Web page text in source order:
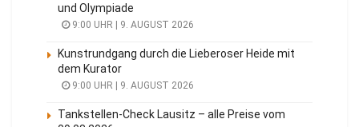
und Olympiade
9:00 UHR | 9. AUGUST 2026
Kunstrundgang durch die Lieberoser Heide mit
dem Kurator
9:00 UHR | 9. AUGUST 2026
Tankstellen-Check Lausitz – alle Preise vom